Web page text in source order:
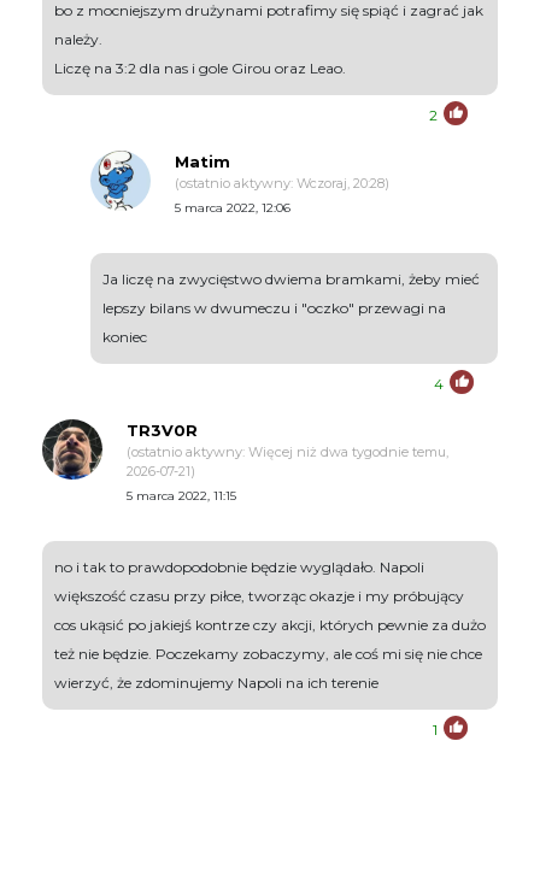
bo z mocniejszym drużynami potrafimy się spiąć i zagrać jak
należy.
Liczę na 3:2 dla nas i gole Girou oraz Leao.
2
Matim
(ostatnio aktywny: Wczoraj, 20:28)
5 marca 2022, 12:06
Ja liczę na zwycięstwo dwiema bramkami, żeby mieć
lepszy bilans w dwumeczu i "oczko" przewagi na
koniec
4
TR3V0R
(ostatnio aktywny: Więcej niż dwa tygodnie temu,
2026-07-21)
5 marca 2022, 11:15
no i tak to prawdopodobnie będzie wyglądało. Napoli
większość czasu przy piłce, tworząc okazje i my próbujący
cos ukąsić po jakiejś kontrze czy akcji, których pewnie za dużo
też nie będzie. Poczekamy zobaczymy, ale coś mi się nie chce
wierzyć, że zdominujemy Napoli na ich terenie
1